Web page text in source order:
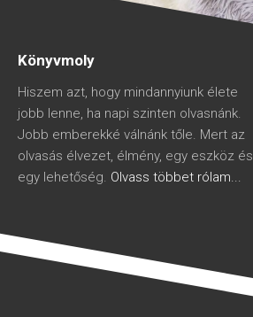
Könyvmoly
Hiszem azt, hogy mindannyiunk élete
jobb lenne, ha napi szinten olvasnánk.
Jobb emberekké válnánk tőle. Mert az
olvasás élvezet, élmény, egy eszköz és
egy lehetőség. Olvass többet rólam...